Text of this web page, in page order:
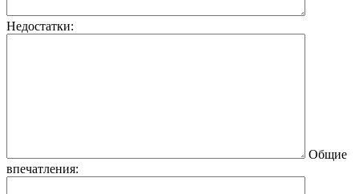
Недостатки:
Общие
впечатления: